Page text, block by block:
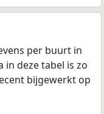
per buurt in
in deze tabel is zo
bijgewerkt op